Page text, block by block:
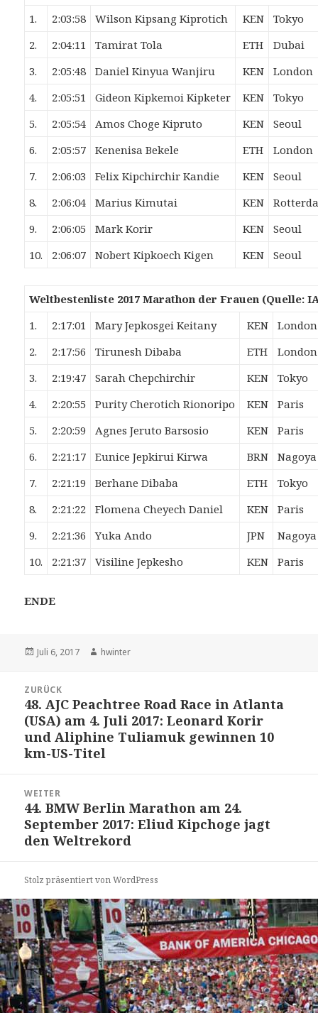
1. 2:03:58 Wilson KipsangKiprotich KEN
Tokyo
2.
2:04:11 TamiratTola ETH
Dubai
3.
2:05:48 Daniel KinyuaWanjiru KEN
London
4.
2:05:51 Gideon KipkemoiKipketer KEN
Tokyo
5.
2:05:54 Amos ChogeKipruto KEN
Seoul
6.
2:05:57 KenenisaBekele ETH
London
7.
2:06:03 Felix KipchirchirKandie KEN
Seoul
8.
2:06:04 MariusKimutai KEN
9.
2:06:05 MarkKorir KEN
Seoul
10.
2:06:07 Nobert KipkoechKigen KEN Seoul
Weltbestenliste 2017 Marathon der Frauen (Quelle:
1.
2:17:01 Mary JepkosgeiKeitany KEN
London
2.
2:17:56 TiruneshDibaba ETH
London
3.
2:19:47 SarahChepchirchir KEN
Tokyo
4.
2:20:55 Purity CherotichRionoripo KEN
Paris
5.
2:20:59 Agnes JerutoBarsosio KEN
Paris
6.
2:21:17 Eunice JepkiruiKirwa BRN
Nagoya
7.
2:21:19 BerhaneDibaba ETH
Tokyo
8.
2:21:22 Flomena CheyechDaniel KEN
Paris
9.
2:21:36 YukaAndo JPN
Nagoya
10.
2:21:37 VisilineJepkesho KEN Paris
ENDE
Veröffentlicht
Juli 6, 2017 Autor
hwinter
Navigation
ZURÜCK
Vorheriger
Beitrag:
48. AJC Peachtree Road Race in Atlanta
(USA) am 4. Juli 2017: Leonard Korir
und Aliphine Tuliamuk gewinnen 10
km-US-Titel
WEITER
Nächster
Beitrag:
44. BMW Berlin Marathon am 24.
September 2017: Eliud Kipchoge jagt
den Weltrekord
Stolz präsentiert von WordPress